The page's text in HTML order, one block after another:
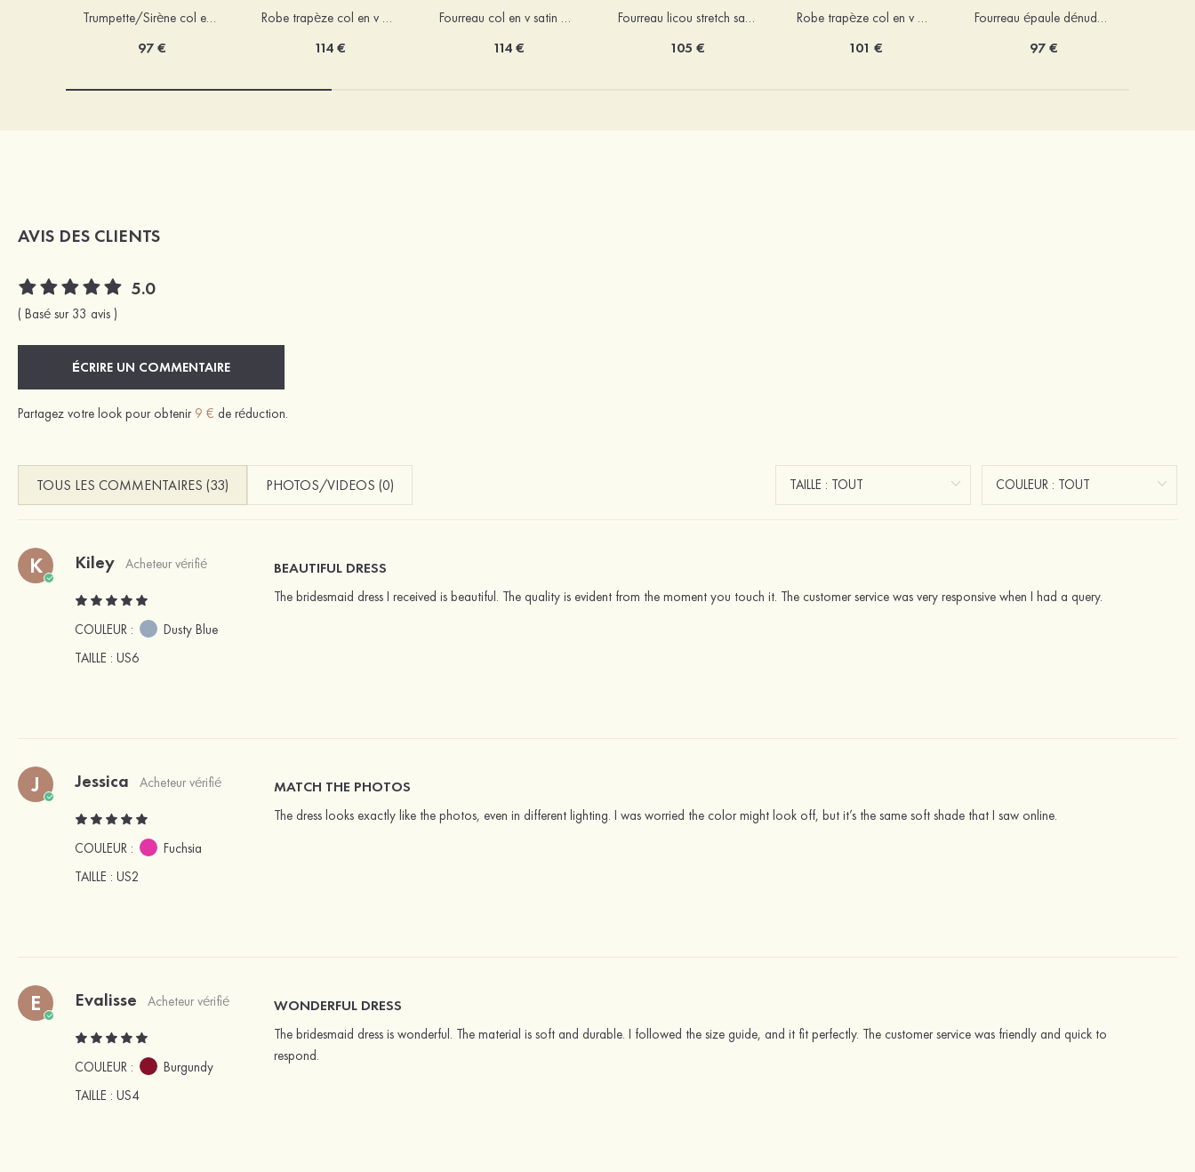
Trumpette/Sirène col en v jersey ras du sol robe de demoiselle d'honneur
97 €
Robe trapèze col en v mousseline ras du sol robe de demoiselle d'honneur
114 €
Fourreau col en v satin extensible ras du sol robe de demoiselle d'honneur
114 €
Fourreau licou stretch satin longueur cheville robe de demoiselle d'honneur
105 €
Robe trapèze col en v mousseline ras du sol robe de demoiselle d'honneur
101 €
Fourreau épaule dénudée satin extensible ras du sol robe de demoiselle d'honneur
97 €
AVIS DES CLIENTS
5.0
( Basé sur 33 avis )
ÉCRIRE UN COMMENTAIRE
Partagez votre look pour obtenir 9 € de réduction.
TOUS LES COMMENTAIRES (33) PHOTOS/VIDEOS (0)
K Kiley Acheteur vérifié
COULEUR :
Dusty Blue
TAILLE : US6
BEAUTIFUL DRESS
The bridesmaid dress I received is beautiful. The quality is evident from the moment you touch it. The customer service was very responsive when I had a query.
J Jessica Acheteur vérifié
COULEUR :
Fuchsia
TAILLE : US2
MATCH THE PHOTOS
The dress looks exactly like the photos, even in different lighting. I was worried the color might look off, but it’s the same soft shade that I saw online.
E Evalisse Acheteur vérifié
COULEUR :
Burgundy
TAILLE : US4
WONDERFUL DRESS
The bridesmaid dress is wonderful. The material is soft and durable. I followed the size guide, and it fit perfectly. The customer service was friendly and quick to
respond.